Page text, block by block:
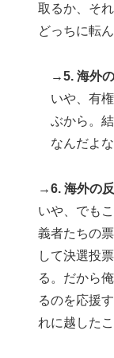
取るか、そ
どっちに転
→5. 海外
いや、有
ぶから。
なんだよな
→6. 海外の
いや、でも
義者たちの
して決選投
る。だから
るのを応援
れに越した